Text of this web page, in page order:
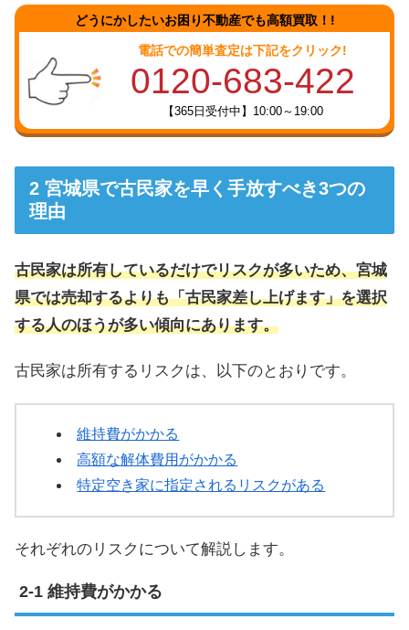
どうにかしたいお困り不動産でも高額買取！!
電話での簡単査定は下記をクリック!
0120-683-422
【365日受付中】10:00～19:00
宮城県で古民家を早く手放すべき3つの
理由
古民家は所有しているだけでリスクが多いため、宮城
県では売却するよりも「古民家差し上げます」を選択
する人のほうが多い傾向にあります。
古民家は所有するリスクは、以下のとおりです。
維持費がかかる
高額な解体費用がかかる
特定空き家に指定されるリスクがある
それぞれのリスクについて解説します。
維持費がかかる